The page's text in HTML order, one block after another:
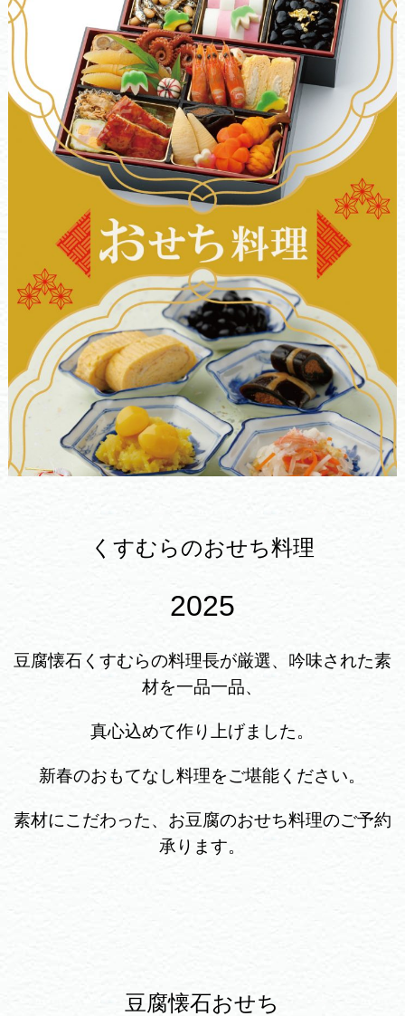
くすむらのおせち料理
2025
豆腐懐石くすむらの料理長が厳選、吟味された素
材を一品一品、
真心込めて作り上げました。
新春のおもてなし料理をご堪能ください。
素材にこだわった、お豆腐のおせち料理のご予約
承ります。
豆腐懐石おせち